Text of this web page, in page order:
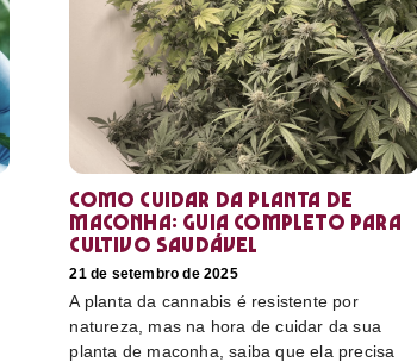
Como cuidar da planta de
maconha: guia completo para
cultivo saudável
21 de setembro de 2025
A planta da cannabis é resistente por
natureza, mas na hora de cuidar da sua
planta de maconha, saiba que ela precisa